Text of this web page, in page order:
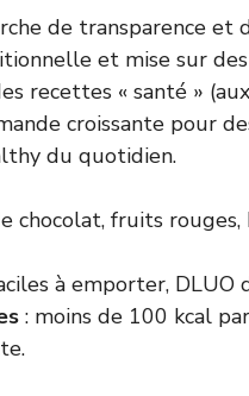
de transparence et
et mise sur
recettes « santé »
croissante pour
du quotidien.
chocolat, fruits
à emporter, DLUO
: moins de 100 kcal